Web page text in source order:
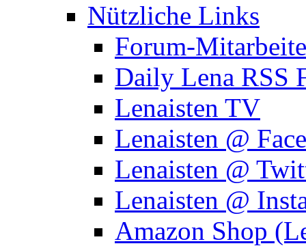
Nützliche Links
Forum-
Daily Lena RSS
Lenaisten TV
Lenaisten @
Lenaisten @
Lenaisten @
Amazon Shop